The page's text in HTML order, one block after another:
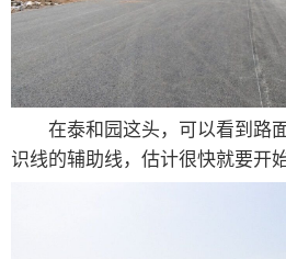
在泰和园这头，可以看到路
识线的辅助线，估计很快就要开